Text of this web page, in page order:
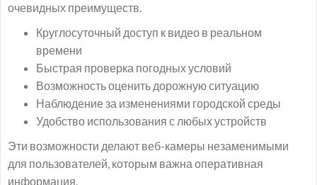
очевидных преимуществ.
Круглосуточный доступ к видео в реальном
времени
Быстрая проверка погодных условий
Возможность оценить дорожную ситуацию
Наблюдение за изменениями городской среды
Удобство использования с любых устройств
Эти возможности делают веб-камеры незаменимыми
для пользователей, которым важна оперативная
информация.